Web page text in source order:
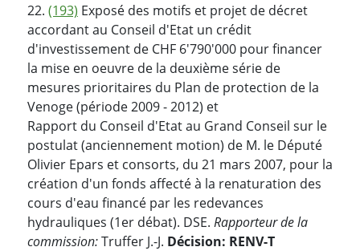
22. (193) Exposé des motifs et projet de décret
accordant au Conseil d'Etat un crédit
d'investissement de CHF 6'790'000 pour financer
la mise en oeuvre de la deuxième série de
mesures prioritaires du Plan de protection de la
Venoge (période 2009 - 2012) et
Rapport du Conseil d'Etat au Grand Conseil sur le
postulat (anciennement motion) de M. le Député
Olivier Epars et consorts, du 21 mars 2007, pour la
création d'un fonds affecté à la renaturation des
cours d'eau financé par les redevances
hydrauliques (1er débat). DSE. Rapporteur de la
commission:Truffer J.-J. Décision: RENV-T